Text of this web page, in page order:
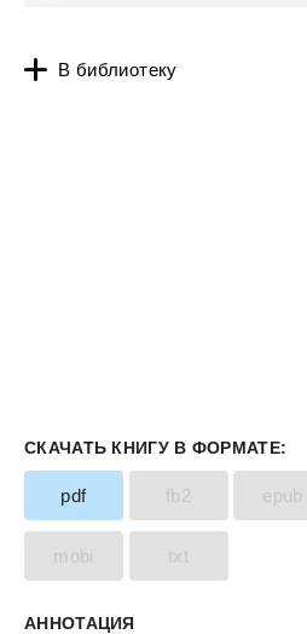
В библиотеку
СКАЧАТЬ КНИГУ В ФОРМАТЕ:
pdf fb2 epub
mobi txt
АННОТАЦИЯ